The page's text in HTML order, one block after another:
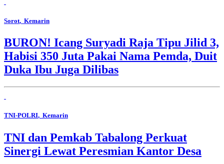
Sorot, Kemarin
BURON! Icang Suryadi Raja Tipu Jilid 3,
Habisi 350 Juta Pakai Nama Pemda, Duit
Duka Ibu Juga Dilibas
TNI-POLRI, Kemarin
TNI dan Pemkab Tabalong Perkuat
Sinergi Lewat Peresmian Kantor Desa